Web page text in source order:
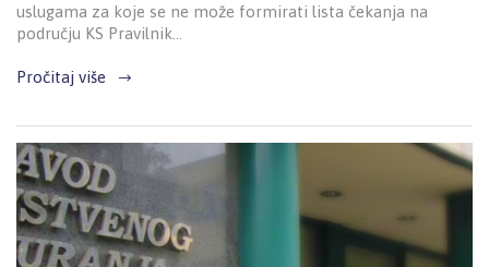
uslugama za koje se ne može formirati lista čekanja na
području KS Pravilnik…
Pročitaj više